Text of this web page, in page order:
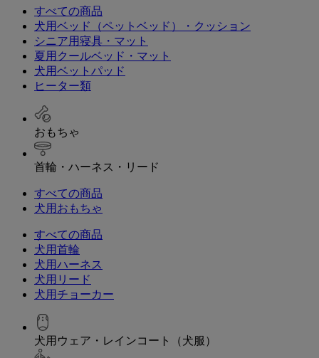
すべての商品
犬用ベッド（ペットベッド）・クッション
シニア用寝具・マット
夏用クールベッド・マット
犬用ベットパッド
ヒーター類
おもちゃ
首輪・ハーネス・リード
すべての商品
犬用おもちゃ
すべての商品
犬用首輪
犬用ハーネス
犬用リード
犬用チョーカー
犬用ウェア・レインコート（犬服）